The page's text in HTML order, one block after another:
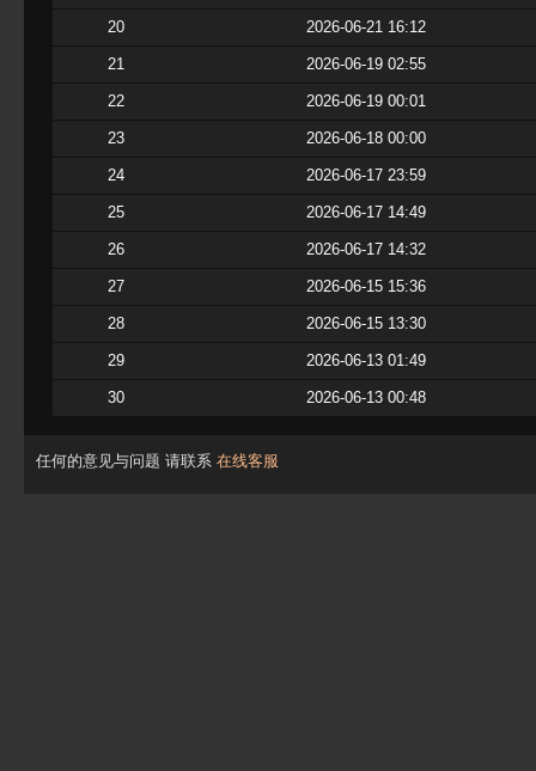
20 2026-06-21 16:12
21 2026-06-19 02:55
22 2026-06-19 00:01
23 2026-06-18 00:00
24 2026-06-17 23:59
25 2026-06-17 14:49
26 2026-06-17 14:32
27 2026-06-15 15:36
28 2026-06-15 13:30
29 2026-06-13 01:49
30 2026-06-13 00:48
任何的意见与问题 请联系 在线客服